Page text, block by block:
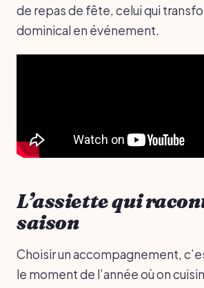
de repas de fête, celui qui
dominical en événement.
L’assiette qui
saison
Choisir un accompagnement,
le moment de l’année où on